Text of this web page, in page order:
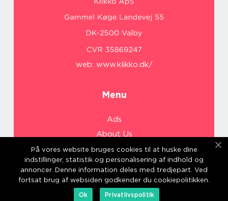
web: www.klikko.dk/
Menu
Ads
About Us
Cookies
Contact
Sitemap
På vores website bruges cookies til at huske dine
indstillinger, statistik og personalisering af indhold og
annoncer. Denne information deles med tredjepart. Ved
fortsat brug af websiden godkender du cookiepolitikken.
Ok
Privatlivspolitik